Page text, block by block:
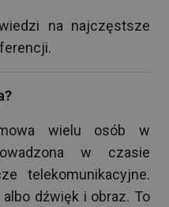
na najczęstsze
wielu osób w
w czasie
telekomunikacyjne.
albo dźwięk i obraz. To